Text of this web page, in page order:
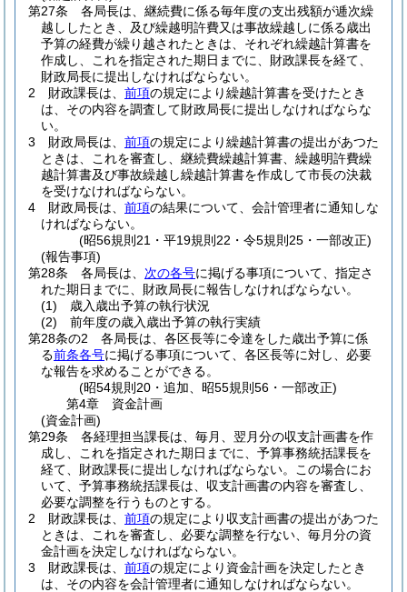
第27条
各局長は、継続費に係る毎年度の支出残額が逓次繰
越ししたとき、及び繰越明許費又は事故繰越しに係る歳出
予算の経費が繰り越されたときは、それぞれ繰越計算書を
作成し、これを指定された期日までに、財政課長を経て、
財政局長に提出しなければならない。
2
財政課長は、 前項の規定により繰越計算書を受けたとき
は、その内容を調査して財政局長に提出しなければならな
い。
3
財政局長は、 前項の規定により繰越計算書の提出があつた
ときは、これを審査し、継続費繰越計算書、繰越明許費繰
越計算書及び事故繰越し繰越計算書を作成して市長の決裁
を受けなければならない。
4
財政局長は、 前項の結果について、会計管理者に通知しな
ければならない。
(昭56規則21・平19規則22・令5規則25・一部改正)
(報告事項)
第28条
各局長は、 次の各号に掲げる事項について、指定さ
れた期日までに、財政局長に報告しなければならない。
(1)
歳入歳出予算の執行状況
(2)
前年度の歳入歳出予算の執行実績
第28条の2
各局長は、各区長等に令達をした歳出予算に係
る前条各号に掲げる事項について、各区長等に対し、必要
な報告を求めることができる。
(昭54規則20・追加、昭55規則56・一部改正)
第4章
資金計画
(資金計画)
第29条
各経理担当課長は、毎月、翌月分の収支計画書を作
成し、これを指定された期日までに、予算事務統括課長を
経て、財政課長に提出しなければならない。
この場合にお
いて、予算事務統括課長は、収支計画書の内容を審査し、
必要な調整を行うものとする。
2
財政課長は、 前項の規定により収支計画書の提出があつた
ときは、これを審査し、必要な調整を行ない、毎月分の資
金計画を決定しなければならない。
3
財政課長は、 前項の規定により資金計画を決定したとき
は、その内容を会計管理者に通知しなければならない。